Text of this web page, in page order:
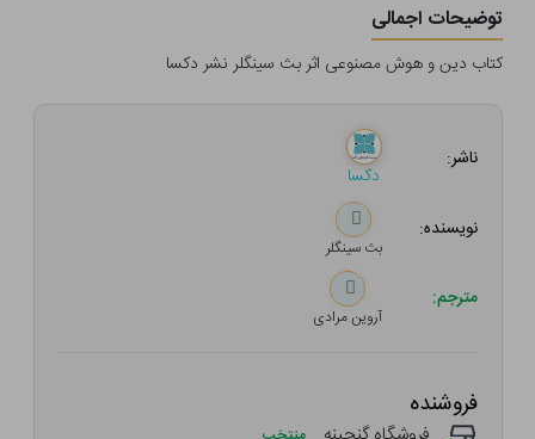
توضیحات اجمالی
کتاب دین و هوش مصنوعی اثر بث سینگلر نشر دکسا
ناشر:
دکسا
نویسنده:
بث سینگلر
مترجم:
آروین مرادی
فروشنده